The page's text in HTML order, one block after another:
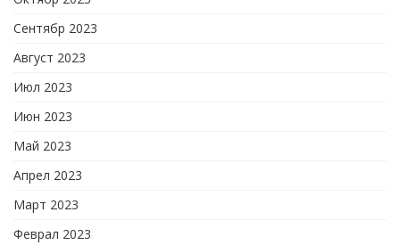
Сентябр 2023
Август 2023
Июл 2023
Июн 2023
Май 2023
Апрел 2023
Март 2023
Феврал 2023